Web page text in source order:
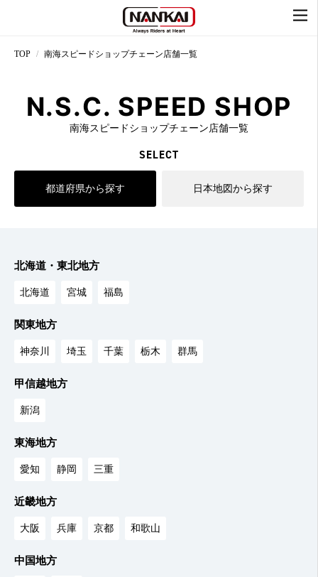
TOP 南海スピードショップチェーン店舗一覧
N.S.C. SPEED SHOP
南海スピードショップチェーン店舗一覧
SELECT
都道府県から探す 日本地図から探す
北海道・東北地方
北海道 宮城 福島
関東地方
神奈川 埼玉 千葉 栃木 群馬
甲信越地方
新潟
東海地方
愛知 静岡 三重
近畿地方
大阪 兵庫 京都 和歌山
中国地方